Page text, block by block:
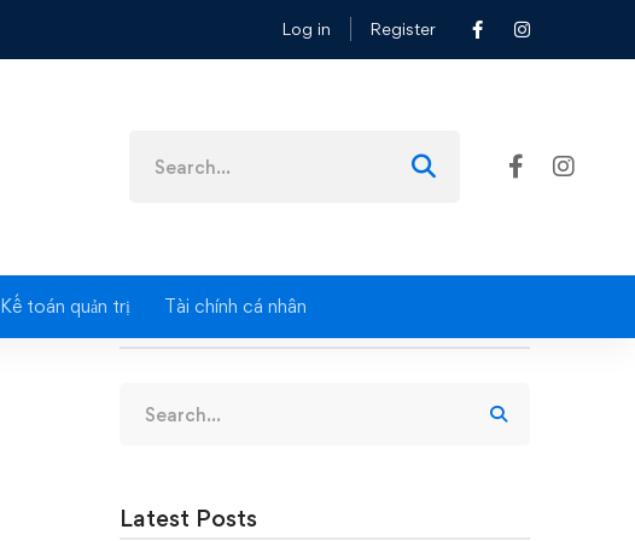
Log in Register
for:
Kế toán quản trị Tài chính cá nhân
for:
Latest Posts